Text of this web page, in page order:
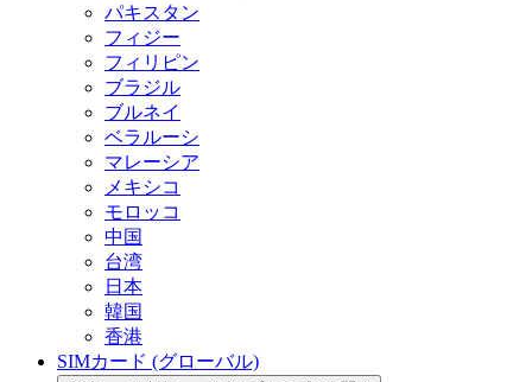
パキスタン
フィジー
フィリピン
ブラジル
ブルネイ
ベラルーシ
マレーシア
メキシコ
モロッコ
中国
台湾
日本
韓国
香港
SIMカード (グローバル)